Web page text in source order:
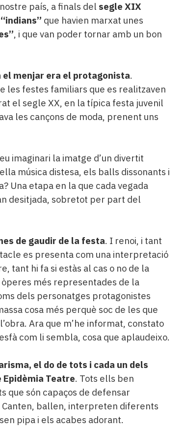
país, a finals del segle XIX
“indians” que havien marxat unes
, i que van poder tornar amb un bon
el menjar era el protagonista.
les festes familiars que es realitzaven
el segle XX, en la típica festa juvenil
les cançons de moda, prenent uns
imaginari la imatge d’un divertit
música distesa, els balls dissonants i
Una etapa en la que cada vegada
desitjada, sobretot per part del
de gaudir de la festa. I renoi, i tant
es presenta com una interpretació
tant hi fa si estàs al cas o no de la
més representades de la
dels personatges protagonistes
cosa més perquè soc de les que
Ara que m’he informat, constato
com li sembla, cosa que aplaudeixo.
el do de tots i cada un dels
Teatre. Tots ells ben
que són capaços de defensar
Canten, ballen, interpreten diferents
pipa i els acabes adorant.